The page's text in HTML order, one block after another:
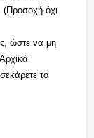
όχι
ώστε να μη
το